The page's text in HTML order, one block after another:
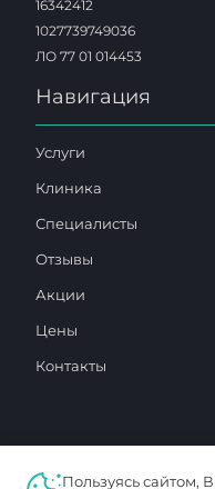
16342412
1027739749036
ЛО 77 01 014453
Навигация
Услуги
Клиника
Специалисты
Отзывы
Акции
Цены
Контакты
Пользуясь сайтом,